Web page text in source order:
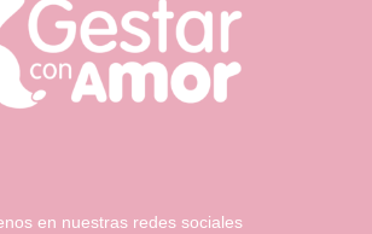
en nuestras redes sociales